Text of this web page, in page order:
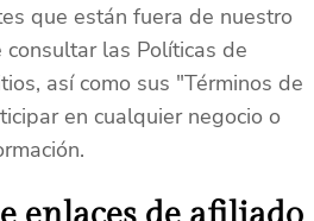
que están fuera de nuestro
las Políticas de
así como sus "Términos de
en cualquier negocio o